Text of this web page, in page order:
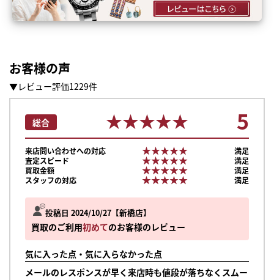
お客様の声
▼レビュー評価1229件
投稿日 2024/10/27 新橋店
買取のご利用初めてのお客様のレビュー
気に入った点・気に入らなかった点
メールのレスポンスが早く来店時も値段が落ちなくスムー
総合 ★★★★★
★★★★★ 5
来店問い合わせへの対応 ★★★★★
★★★★★
満足
査定スピード
★★★★★
★★★★★
満足
買取金額
★★★★★
★★★★★
満足
スタッフの対応
★★★★★
★★★★★ 満足